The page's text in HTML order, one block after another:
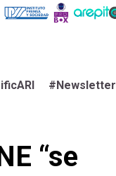
#Newsletter
“se